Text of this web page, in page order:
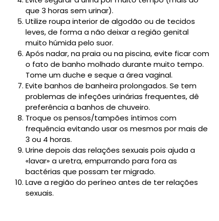
que 3 horas sem urinar).
Utilize roupa interior de algodão ou de tecidos
leves, de forma a não deixar a região genital
muito húmida pelo suor.
Após nadar, na praia ou na piscina, evite ficar com
o fato de banho molhado durante muito tempo.
Tome um duche e seque a área vaginal.
Evite banhos de banheira prolongados. Se tem
problemas de infeções urinárias frequentes, dê
preferência a banhos de chuveiro.
Troque os pensos/tampões íntimos com
frequência evitando usar os mesmos por mais de
3 ou 4 horas.
Urine depois das relações sexuais pois ajuda a
«lavar» a uretra, empurrando para fora as
bactérias que possam ter migrado.
Lave a região do períneo antes de ter relações
sexuais.